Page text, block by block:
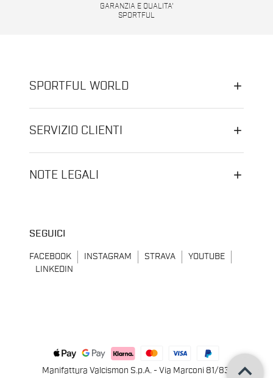
GARANZIA E QUALITA'
SPORTFUL
SPORTFUL WORLD
SERVIZIO CLIENTI
NOTE LEGALI
SEGUICI
FACEBOOK INSTAGRAM STRAVA
YOUTUBE
LINKEDIN
Manifattura Valcismon S.p.A. - Via Marconi 81/83, keyboard_arrow_up